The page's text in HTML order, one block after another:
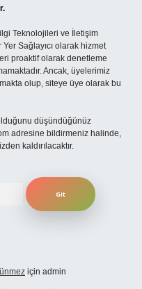
Teknolojileri ve İletişim
Sağlayıcı olarak hizmet
proaktif olarak denetleme
Ancak, üyelerimiz
olup, siteye üye olarak bu
düşündüğünüz
adresine bildirmeniz halinde,
kaldırılacaktır.
için admin